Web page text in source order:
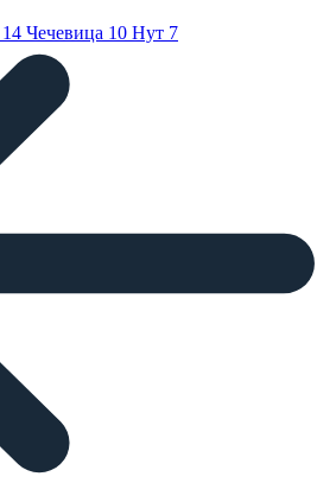
14 Чечевица 10 Нут 7